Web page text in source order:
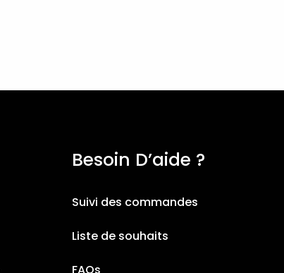
Besoin D’aide ?
Suivi des commandes
Liste de souhaits
FAQs